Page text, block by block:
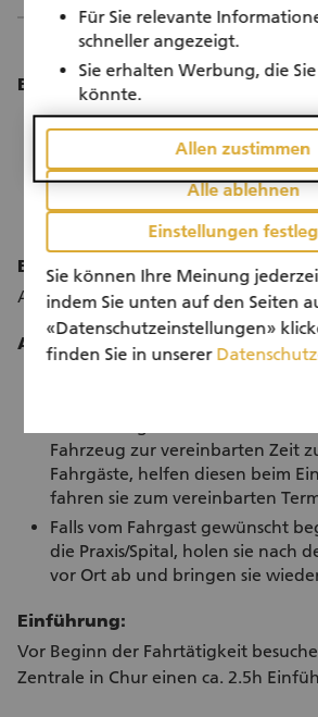
Einsatzdauer:
Sie bestimmen die zeitliche
Sie werden von den
Fahrdienst telefonisch oder per
Frühzeitige Meldung von
die Mitarbeitende Rotkreuz-
Einsatzort:
Ab Wohnort der Fahrerinnen/Fahrer.
Ablauf:
Fahrzeug zur vereinbarten Zeit
Fahrgäste, helfen diesen beim
fahren sie zum vereinbarten
Falls vom Fahrgast gewünscht
die Praxis/Spital, holen sie nach
vor Ort ab und bringen sie
Einführung:
Vor Beginn der Fahrtätigkeit
Zentrale in Chur einen ca. 2.5h
Für Sie relevante
schneller angezeigt.
Sie erhalten Werbung, die
könnte.
Allen zustimmen
Alle ablehnen
Einstellungen
Sie können Ihre Meinung
indem Sie unten auf den Seiten
«Datenschutzeinstellungen»
finden Sie in unserer